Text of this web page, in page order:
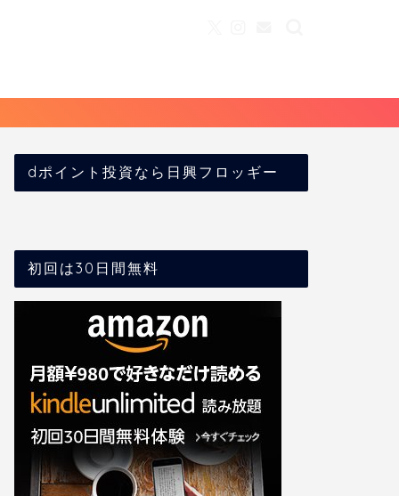
dポイント投資なら日興フロッギー
初回は30日間無料